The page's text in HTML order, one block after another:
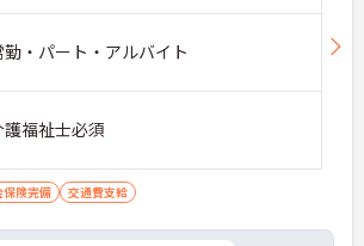
勤・パート・アルバイト
福祉士必須
保険完備 交通費支給